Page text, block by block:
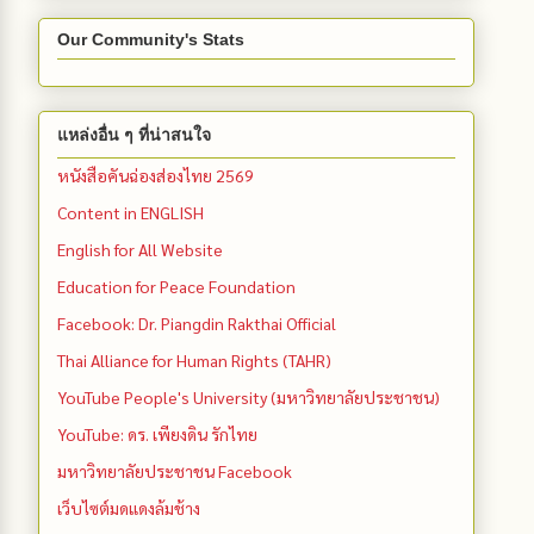
Our Community's Stats
แหล่งอื่น ๆ ที่น่าสนใจ
หนังสือคันฉ่องส่องไทย 2569
Content in ENGLISH
English for All Website
Education for Peace Foundation
Facebook: Dr. Piangdin Rakthai Official
Thai Alliance for Human Rights (TAHR)
YouTube People's University (มหาวิทยาลัยประชาชน)
YouTube: ดร. เพียงดิน รักไทย
มหาวิทยาลัยประชาชน Facebook
เว็บไซต์มดแดงล้มช้าง